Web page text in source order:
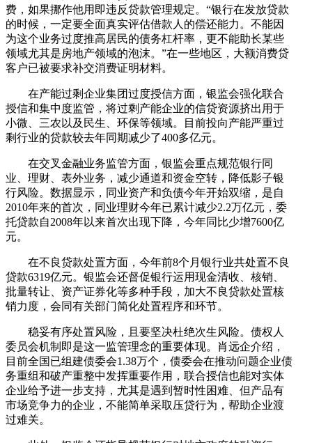
费，如果挪作他用即违反贷款管理规定。“银行在发放贷款
的时候，一定要全面真实评估借款人的偿还能力。不能因
为这个业务过度推高居民的债务杠杆率，更不能助长某些
领域尤其是房地产领域的泡沫。”在一些地区，大额消费贷
客户已被要求补交消费证明材料。
在产能过剩企业集团过度授信方面，银监会强化联合
授信和集中度监管，将过剩产能企业的信贷资源挤出用于
小微、三农以及民生、环保等领域。目前投向产能严重过
剩行业的贷款较去年同期减少了400多亿元。
在交叉金融业务监管方面，银监会重点规范银行同
业、理财、表外业务，减少通道和资金空转，降低影子银
行风险。数据显示，同业资产和负债今年开始双缩，是自
2010年来的首次，同业理财今年已累计减少2.2万亿元，委
托贷款自2008年以来首次出现下降，今年同比少增7600亿
元。
在不良贷款处置方面，今年前8个月银行业共处置不良
贷款6319亿元。银监会还督促银行运用现金清收、核销、
批量转让、资产证券化等多种手段，加大不良贷款处置核
销力度，会同有关部门简化处置程序和环节。
稳妥有序处置风险，且要坚决杜绝次生风险。债权人
委员会机制即是这一监管理念的重要体现。肖远企介绍，
目前全国已组建债委会1.38万个，债委会在推动问题企业债
务重组和破产重整中发挥重要作用，联合授信也能对实体
企业给予进一步支持，尤其是遇到暂时性困难、但产品有
市场竞争力的企业，不能简单采取压贷行为，帮助企业渡
过难关。